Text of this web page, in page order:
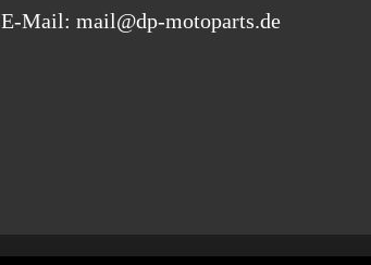
E-Mail: mail@dp-motoparts.de